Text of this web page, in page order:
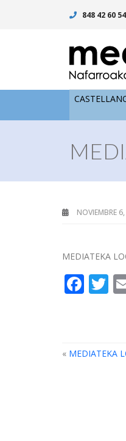
848 42 60 54
NOVIEMBRE
MEDIATEKA
« MEDIATEKA